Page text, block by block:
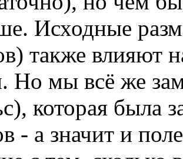
Исходные
также влияют
Но мы всё же
которая была
- а значит и